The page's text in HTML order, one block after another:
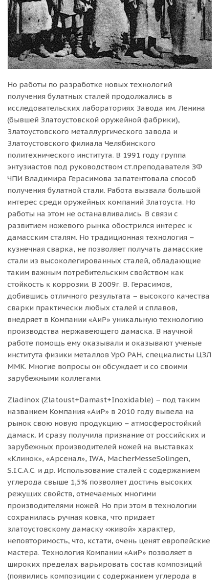
Но работы по разработке новых технологий
получения булатных сталей продолжались в
исследовательских лабораториях Завода им. Ленина
(бывшей Златоустовской оружейной фабрики),
Златоустовского металлургического завода и
Златоустовского филиала Челябинского
политехнического института. В 1991 году группа
энтузиастов под руководством ст.преподавателя ЗФ
ЧПИ Владимира Герасимова запатентовала способ
получения булатной стали. Работа вызвала большой
интерес среди оружейных компаний Златоуста. Но
работы на этом не останавливались. В связи с
развитием ножевого рынка обострился интерес к
дамасским сталям. Но традиционная технология –
кузнечная сварка, не позволяет получать дамасские
стали из высоколегированных сталей, обладающие
таким важным потребительским свойством как
стойкость к коррозии. В 2009г. В. Герасимов,
добившись отличного результата – высокого качества
сварки практически любых сталей и сплавов,
внедряет в Компании «АиР» уникальную технологию
производства нержавеющего дамаска. В научной
работе помощь ему оказывали и оказывают ученые
института физики металлов УрО РАН, специалисты ЦЗЛ
ММК. Многие вопросы он обсуждает и со своими
зарубежными коллегами.
Zladinox (Zlatoust+Damast+Inoxidable) – под таким
названием Компания «АиР» в 2010 году вывела на
рынок свою новую продукцию – атмосферостойкий
дамаск. И сразу получила признание от российских и
зарубежных производителей ножей на выставках
«Клинок», «Арсенал», IWA, MacherMesseSolingen,
S.I.C.A.C. и др. Использование сталей с содержанием
углерода свыше 1,5% позволяет достичь высоких
режущих свойств, отмечаемых многими
производителями ножей. Но при этом в технологии
сохранилась ручная ковка, что придает
златоустовскому дамаску «живой» характер,
неповторимость, что, кстати, очень ценят европейские
мастера. Технология Компании «АиР» позволяет в
широких пределах варьировать состав композиций
(появились композиции с содержанием углерода в